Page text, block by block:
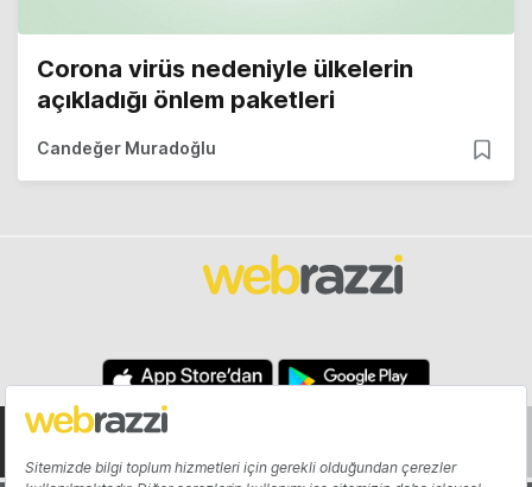
Corona virüs nedeniyle ülkelerin
açıkladığı önlem paketleri
Candeğer Muradoğlu